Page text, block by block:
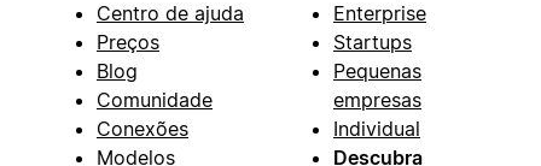
Centro de ajuda
Preços
Blog
Comunidade
Conexões
Modelos
Enterprise
Startups
Pequenas
empresas
Individual
Descubra